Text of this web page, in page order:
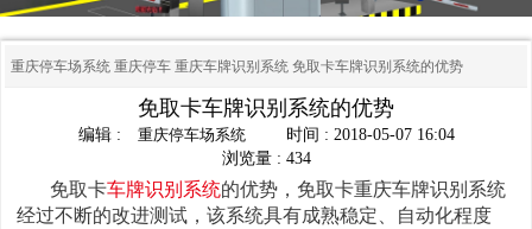
重庆停车场系统 重庆停车 重庆车牌识别系统 免取卡车牌识别系统的优势
免取卡车牌识别系统的优势
编辑 : 重庆停车场系统
时间 : 2018-05-07 16:04
浏览量 : 434
免取卡车牌识别系统的优势，免取卡重庆车牌识别系统
经过不断的改进测试，该系统具有成熟稳定、自动化程度